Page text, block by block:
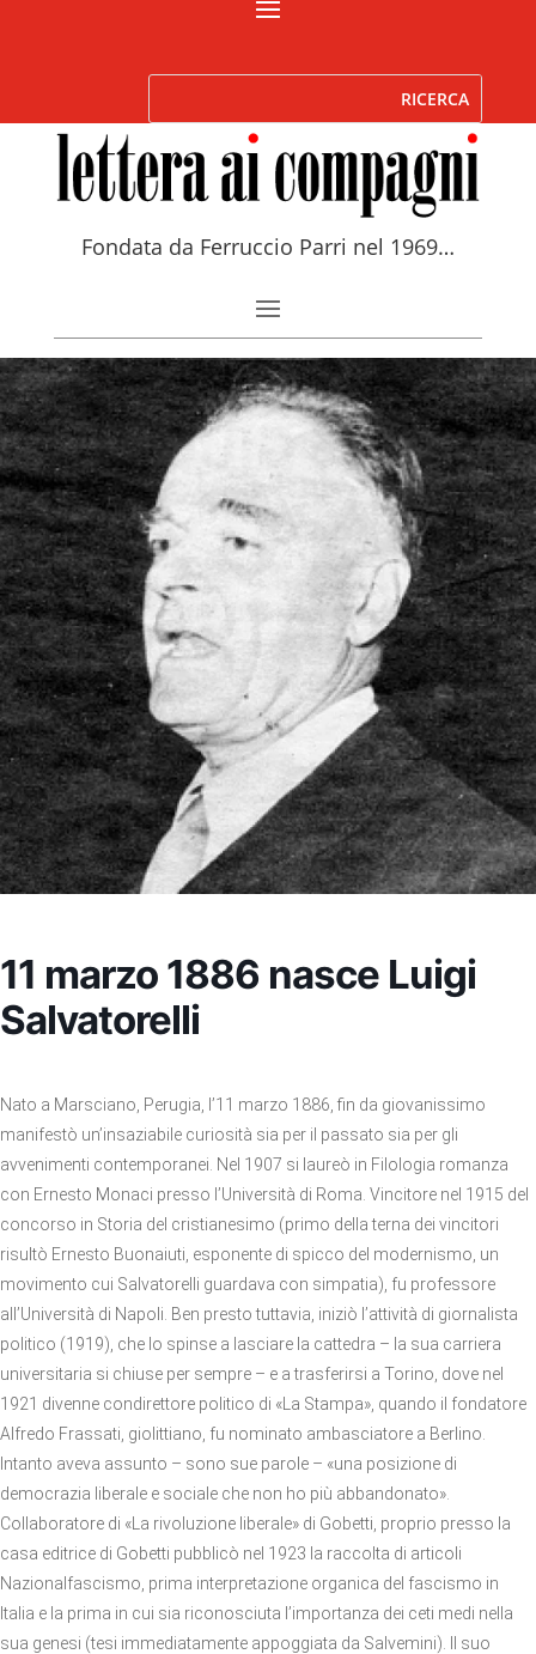
Fondata da Ferruccio Parri nel 1969…
11 marzo 1886 nasce Luigi
Salvatorelli
Nato a Marsciano, Perugia, l’11 marzo 1886, fin da giovanissimo
manifestò un’insaziabile curiosità sia per il passato sia per gli
avvenimenti contemporanei. Nel 1907 si laureò in Filologia romanza
con Ernesto Monaci presso l’Università di Roma. Vincitore nel 1915 del
concorso in Storia del cristianesimo (primo della terna dei vincitori
risultò Ernesto Buonaiuti, esponente di spicco del modernismo, un
movimento cui Salvatorelli guardava con simpatia), fu professore
all’Università di Napoli. Ben presto tuttavia, iniziò l’attività di giornalista
politico (1919), che lo spinse a lasciare la cattedra – la sua carriera
universitaria si chiuse per sempre – e a trasferirsi a Torino, dove nel
1921 divenne condirettore politico di «La Stampa», quando il fondatore
Alfredo Frassati, giolittiano, fu nominato ambasciatore a Berlino.
Intanto aveva assunto – sono sue parole – «una posizione di
democrazia liberale e sociale che non ho più abbandonato».
Collaboratore di «La rivoluzione liberale» di Gobetti, proprio presso la
casa editrice di Gobetti pubblicò nel 1923 la raccolta di articoli
Nazionalfascismo, prima interpretazione organica del fascismo in
Italia e la prima in cui sia riconosciuta l’importanza dei ceti medi nella
sua genesi (tesi immediatamente appoggiata da Salvemini). Il suo